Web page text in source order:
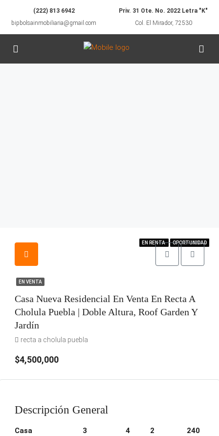
(222) 813 6942
bipbolsainmobiliaria@gmail.com
Priv. 31 Ote. No. 2022 Letra "K"
Col. El Mirador, 72530
EN VENTA
Casa Nueva Residencial En Venta En Recta A
Cholula Puebla | Doble Altura, Roof Garden Y
Jardín
recta a cholula puebla
$4,500,000
Descripción General
Casa
3
4
2
240
EN VENTA OPORTUNIDAD
EN RENTA OPORTUNIDAD
EN VENTA
EN RENTA OPORTUNIDAD